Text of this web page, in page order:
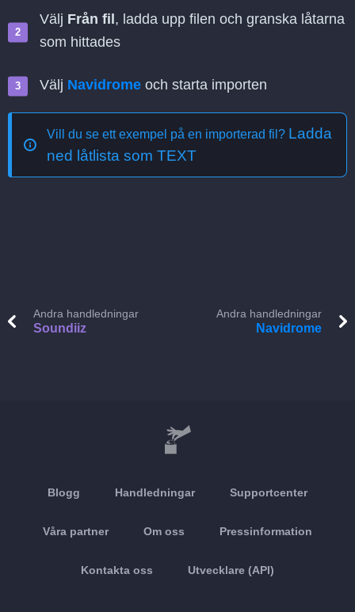
Välj Från fil , ladda upp filen och granska låtarna
som hittades
Välj Navidrome och starta importen
Vill du se ett exempel på en importerad fil? Ladda
ned låtlista som TEXT
Andra handledningar
Soundiiz
Andra handledningar
Navidrome
Blogg Handledningar Supportcenter
Våra partner Om oss Pressinformation
Kontakta oss Utvecklare (API)